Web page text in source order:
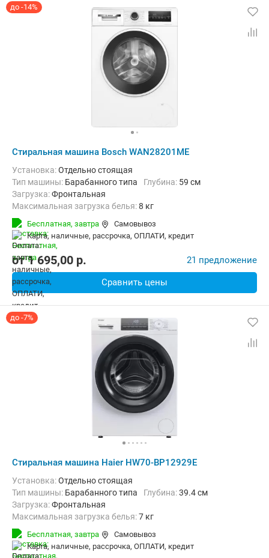
до -14%
Стиральная машина Bosch WAN28201ME
Установка:Отдельно стоящая
Тип машины: Барабанного типа Глубина: 59 см
загрузка:Фронтальная
Максимальная загрузка белья:8 кг
Количество программ:
Материал бака:
Нерж. сталь
Дополнительные функции:
Звуковой сигнал, Индикация
Безопасность:Защита от детей
Бесплатная, завтра
Самовывоз
карта, наличные, рассрочка, ОПЛАТИ, кредит
от1 695,00 p. 21 предложение
Сравнить цены
до -7%
Стиральная машина Haier HW70-BP12929E
Установка:Отдельно стоящая
Тип машины: Барабанного типа Глубина:39.4 см
загрузка:Фронтальная
Максимальная загрузка белья:7 кг
Количество программ:
Материал бака:
Нерж. сталь
Дополнительные функции:
Звуковой сигнал, Отложенный
Бесплатная, завтра
Самовывоз
карта, наличные, рассрочка, ОПЛАТИ, кредит